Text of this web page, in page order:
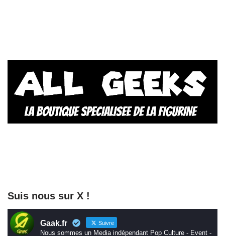
Suis nous sur X !
Gaak.fr Suivre
Nous sommes un Media indépendant Pop Culture - Event -